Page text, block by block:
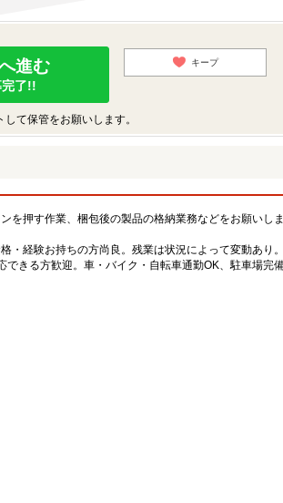
進む
了!!
キープ
て保管をお願いします。
を押す作業、梱包後の製品の格納業務などをお願いし
・経験お持ちの方尚良。残業は状況によって変動あり
きる方歓迎。車・バイク・自転車通勤OK、駐車場完